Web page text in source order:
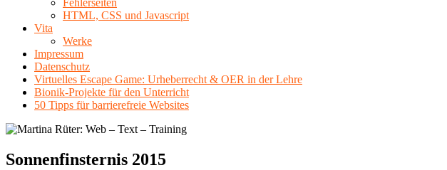
Fehlerseiten
HTML, CSS und Javascript
Vita
Werke
Impressum
Datenschutz
Virtuelles Escape Game: Urheberrecht & OER in der Lehre
Bionik-Projekte für den Unterricht
50 Tipps für barrierefreie Websites
Sonnenfinsternis 2015